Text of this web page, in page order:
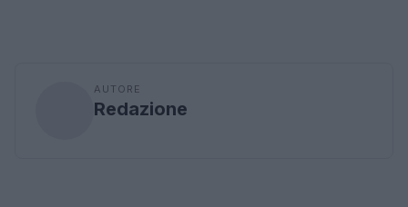
AUTORE
Redazione